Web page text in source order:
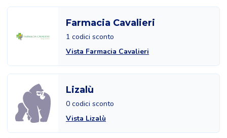
Farmacia Cavalieri
1 codici sconto
Vista Farmacia Cavalieri
Lizalù
0 codici sconto
Vista Lizalù